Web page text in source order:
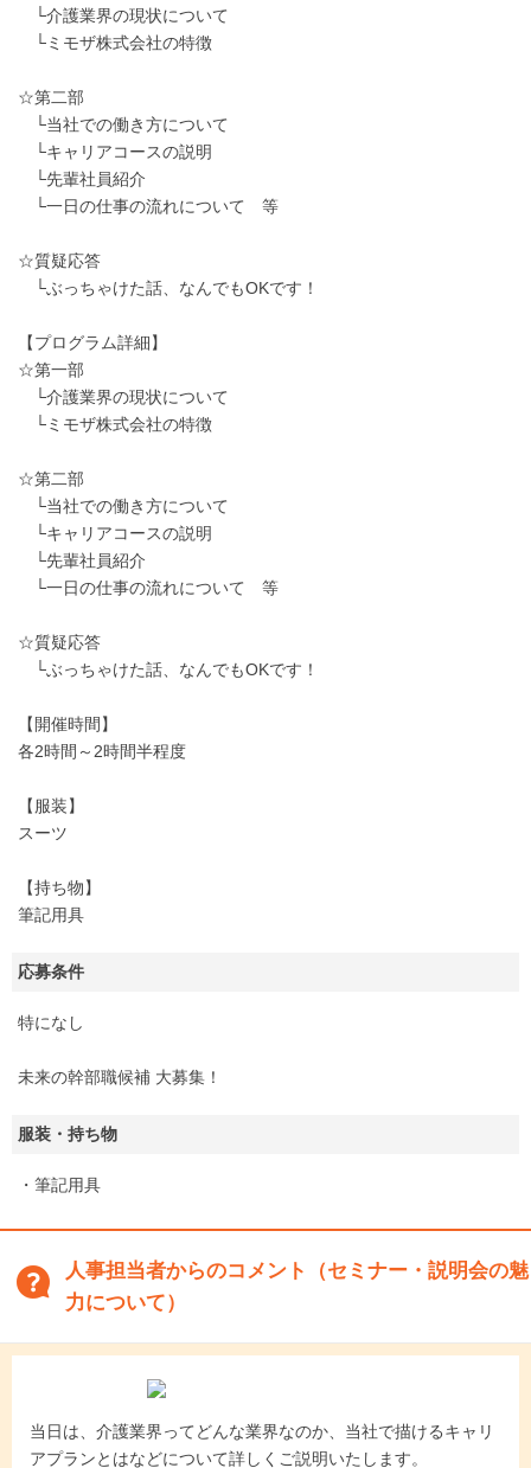
└介護業界の現状について
└ミモザ株式会社の特徴
☆第二部
└当社での働き方について
└キャリアコースの説明
└先輩社員紹介
└一日の仕事の流れについて 等
☆質疑応答
└ぶっちゃけた話、なんでもOKです！
【プログラム詳細】
☆第一部
└介護業界の現状について
└ミモザ株式会社の特徴
☆第二部
└当社での働き方について
└キャリアコースの説明
└先輩社員紹介
└一日の仕事の流れについて 等
☆質疑応答
└ぶっちゃけた話、なんでもOKです！
【開催時間】
各2時間～2時間半程度
【服装】
スーツ
【持ち物】
筆記用具
応募条件
特になし
未来の幹部職候補 大募集！
服装・持ち物
・筆記用具
人事担当者からのコメント（セミナー・説明会の魅
力について）
当日は、介護業界ってどんな業界なのか、当社で描けるキャリ
アプランとはなどについて詳しくご説明いたします。